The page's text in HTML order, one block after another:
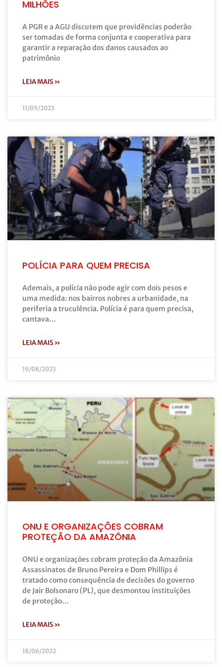
MILHÕES
A PGR e a AGU discutem que providências poderão
ser tomadas de forma conjunta e cooperativa para
garantir a reparação dos danos causados ao
patrimônio
LEIA MAIS »
11/09/2023
POLÍCIA PARA QUEM PRECISA
Ademais, a polícia não pode agir com dois pesos e
uma medida: nos bairros nobres a urbanidade, na
periferia a truculência. Polícia é para quem precisa,
cantava…
LEIA MAIS »
19/08/2023
ONU E ORGANIZAÇÕES COBRAM
PROTEÇÃO DA AMAZÔNIA
ONU e organizações cobram proteção da Amazônia
Assassinatos de Bruno Pereira e Dom Phillips é
tratado como consequência de decisões do governo
de Jair Bolsonaro (PL), que desmontou instituições
de proteção…
LEIA MAIS »
18/06/2022